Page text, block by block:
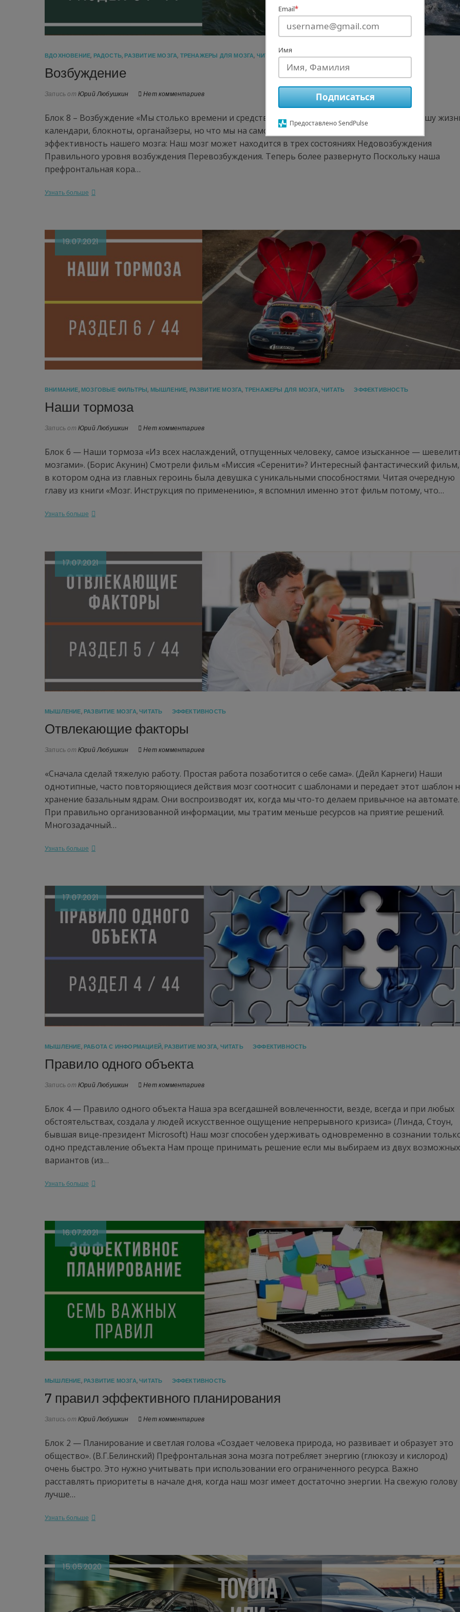
ВДОХНОВЕНИЕ, РАДОСТЬ,РАЗВИТИЕ МОЗГА, ТРЕНАЖЕРЫ ДЛЯ МОЗГА, ЧИТАТЬ КОНЦЕНТРАЦИЯ,ЭФФЕКТИВНОСТЬ
Возбуждение
Запись от Юрий Любушкин Нет комментариев
Блок 8 – Возбуждение «Мы столько времени и средств тратим на то, чтобы организовать нашу
календари, блокноты, органайзеры, но что мы на самом деле можем контролировать?». Про
эффективность нашего мозга: Наш мозг может находится в трех состояниях Недовозбуждения
Правильного уровня возбуждения Перевозбуждения. Теперь более развернуто Поскольку наша
префронтальная кора…
Узнать больше
19.07.2021
ВНИМАНИЕ,МОЗГОВЫЕ ФИЛЬТРЫ, МЫШЛЕНИЕ, РАЗВИТИЕ МОЗГА, ТРЕНАЖЕРЫ ДЛЯ МОЗГА,ЧИТАТЬ ЭФФЕКТИВНОСТЬ
Наши тормоза
Запись от Юрий Любушкин Нет комментариев
Блок 6 — Наши тормоза «Из всех наслаждений, отпущенных человеку, самое изысканное —
мозгами». (Борис Акунин) Смотрели фильм «Миссия «Серенити»? Интересный фантастический фильм,
в котором одна из главных героинь была девушка с уникальными способностями. Читая очередную
главу из книги «Мозг. Инструкция по применению», я вспомнил именно этот фильм потому, что…
Узнать больше
17.07.2021
МЫШЛЕНИЕ,РАЗВИТИЕ МОЗГА,ЧИТАТЬ ЭФФЕКТИВНОСТЬ
Отвлекающие факторы
Запись от Юрий Любушкин Нет комментариев
«Сначала сделай тяжелую работу. Простая работа позаботится о себе сама». (Дейл Карнеги) Наши
однотипные, часто повторяющиеся действия мозг соотносит с шаблонами и передает этот шаблон
хранение базальным ядрам. Они воспроизводят их, когда мы что-то делаем привычное на автомате.
При правильно организованной информации, мы тратим меньше ресурсов на приятие решений.
Многозадачный…
Узнать больше
17.07.2021
МЫШЛЕНИЕ,РАБОТА С ИНФОРМАЦИЕЙ,РАЗВИТИЕ МОЗГА, ЧИТАТЬ ЭФФЕКТИВНОСТЬ
Правило одного объекта
Запись от Юрий Любушкин Нет комментариев
Блок 4 — Правило одного объекта Наша эра всегдашней вовлеченности, везде, всегда и при любых
обстоятельствах, создала у людей искусственное ощущение непрерывного кризиса» (Линда, Стоун,
бывшая вице-президент Microsoft) Наш мозг способен удерживать одновременно в сознании
одно представление объекта Нам проще принимать решение если мы выбираем из двух возможных
вариантов (из…
Узнать больше
16.07.2021
МЫШЛЕНИЕ,РАЗВИТИЕ МОЗГА,ЧИТАТЬ ЭФФЕКТИВНОСТЬ
7 правил эффективного планирования
Запись от Юрий Любушкин Нет комментариев
Блок 2 — Планирование и светлая голова «Создает человека природа, но развивает и образует это
общество». (В.Г.Белинский) Префронтальная зона мозга потребляет энергию (глюкозу и кислород)
очень быстро. Это нужно учитывать при использовании его ограниченного ресурса. Важно
расставлять приоритеты в начале дня, когда наш мозг имеет достаточно энергии. На свежую голову
лучше…
Узнать больше
15.05.2020
Email*
Имя
Подписаться
Предоставлено SendPulse